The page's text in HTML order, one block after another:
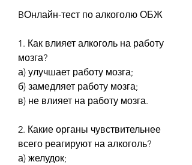
BОнлайн-тест по алкоголю ОБЖ
1. Как влияет алкоголь на работу
мозга?
а) улучшает работу мозга;
б) замедляет работу мозга;
в) не влияет на работу мозга.
2. Какие органы чувствительнее
всего реагируют на алкоголь?
а) желудок;